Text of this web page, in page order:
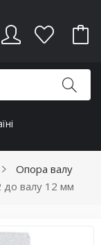
Опора валу
до валу 12 мм